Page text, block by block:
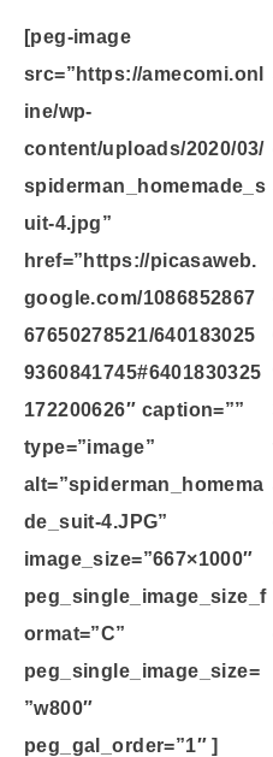
[peg-image
src=”https://amecomi.onl
ine/wp-
content/uploads/2020/03/
spiderman_homemade_s
uit-4.jpg”
href=”https://picasaweb.
google.com/1086852867
67650278521/640183025
9360841745#6401830325
172200626″ caption=””
type=”image”
alt=”spiderman_homema
de_suit-4.JPG”
image_size=”667×1000″
peg_single_image_size_f
ormat=”C”
peg_single_image_size=
”w800″
peg_gal_order=”1″ ]